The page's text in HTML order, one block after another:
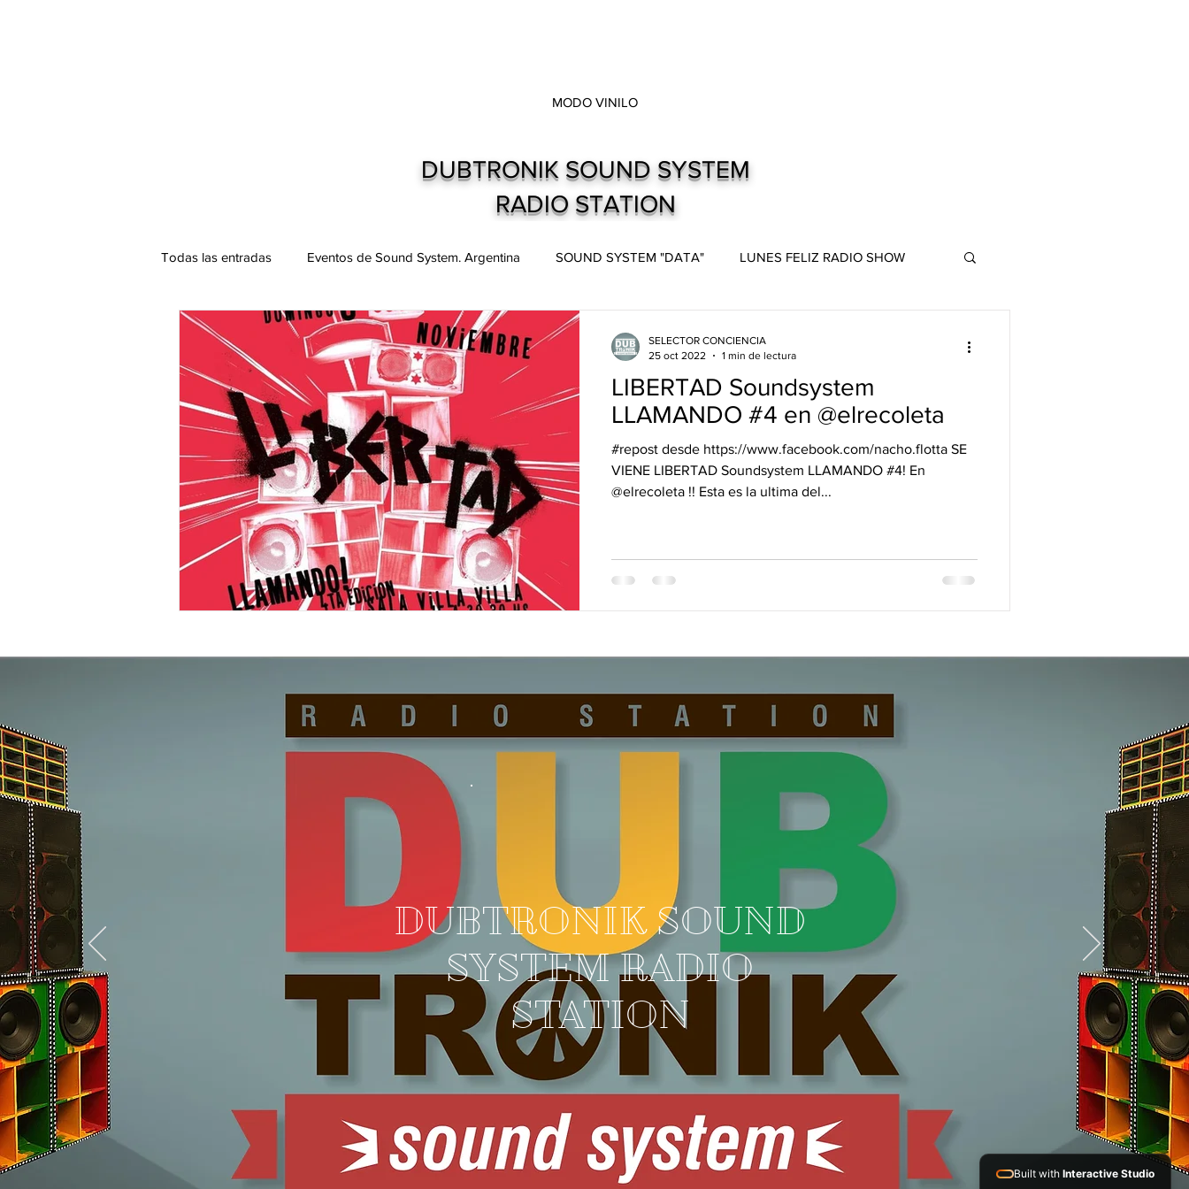
MODO VINILO
DUBTRONIK SOUND SYSTEM
RADIO STATION
Todas las entradas Eventos de Sound System. Argentina SOUND SYSTEM "DATA" LUNES FELIZ RADIO SHOW
Podcast. SOUNDMAN Mixtapes Live and direct. Shows. Recitales.
"DUB MEETING LYRICS" Nuevos Lanzamientos. DUB&BUD
LIBERTAD Soundsystem
LLAMANDO #4 en @elrecoleta
#repost desde https://www.facebook.com/nacho.flotta SE
VIENE LIBERTAD Soundsystem LLAMANDO #4! En
@elrecoleta !! Esta es la ultima del...
SELECTOR CONCIENCIA
25 oct 2022
1 min de lectura
DUBTRONIK SOUND
SYSTEM RADIO
STATION
Built with Interactive Studio